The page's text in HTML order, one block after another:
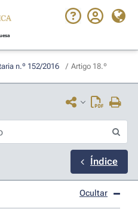
n.º 152/2016 / Artigo 18.º
Índice
Ocultar